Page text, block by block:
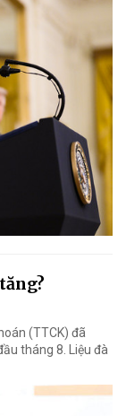
(TTCK) đã
tháng 8. Liệu đà